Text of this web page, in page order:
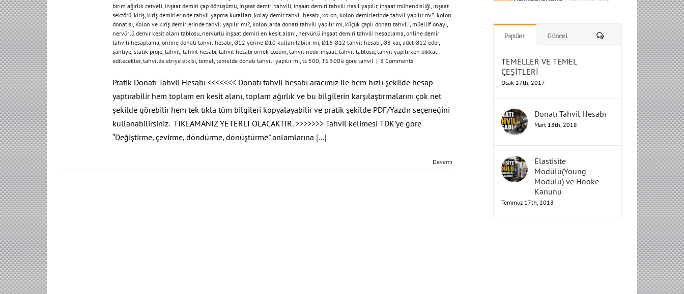
birim ağırlık cetveli inşaat demiri çap dönüşümü İnşaat demiri tahvili inşaat demiri tahvili nasıl yapılır, inşaat mühendisliği inşaat
sektörü kiriş kiriş demirlerinde tahvil yapma kuralları kolay demir tahvil hesabı kolon kolon demirlerinde tahvil yapılır mı? kolon
donatısı Kolon ve kiriş demirlerinde tahvil yapılır mı? kolonlarda donatı tahvili yapılır mı küçük çaplı donatı tahvili müellif onayı
nervürlü demir kesit alanı tablosu nervürlü inşaat demiri en kesit alanı nervürlü inşaat demiri tahvili hesaplama online demir
tahvili hesaplama online donatı tahvil hesabı Ø12 yerine Ø10 kullanılabilir mi Ø16 Ø12 tahvil hesabı Ø8 kaç adet Ø12 eder,
şantiye statik proje tahvil tahvil hesabı tahvil hesabı örnek çözüm tahvil nedir inşaat tahvil tablosu tahvil yapılırken dikkat
edilecekler, tahvilde etriye etkisi temel temelde donatı tahvili yapılır mı ts 500 TS 500’e göre tahvil | 3 Comments
Pratik Donatı Tahvil Hesabı <<<<<<< Donatı tahvil hesabı aracımız ile hem hızlı şekilde hesap
yaptırabilir hem toplam en kesit alanı, toplam ağırlık ve bu bilgilerin karşılaştırmalarını çok net
şekilde görebilir hem tek tıkla tüm bilgileri kopyalayabilir ve pratik şekilde PDF/Yazdır seçeneğini
kullanabilirsiniz. TIKLAMANIZ YETERLİ OLACAKTIR. >>>>>>> Tahvil kelimesi TDK’ye göre
“Değiştirme, çevirme, döndürme, dönüştürme” anlamlarına [...]
Devamı
TEMELLER VE TEMEL
ÇEŞİTLERİ
Donatı Tahvil Hesabı
Elastisite
Modülü(Young
Modülü) ve Hooke
Kanunu